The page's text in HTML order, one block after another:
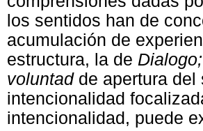
los sentidos han de
acumulación de
estructura, la de Dialogo;
voluntad de apertura
intencionalidad
intencionalidad, puede